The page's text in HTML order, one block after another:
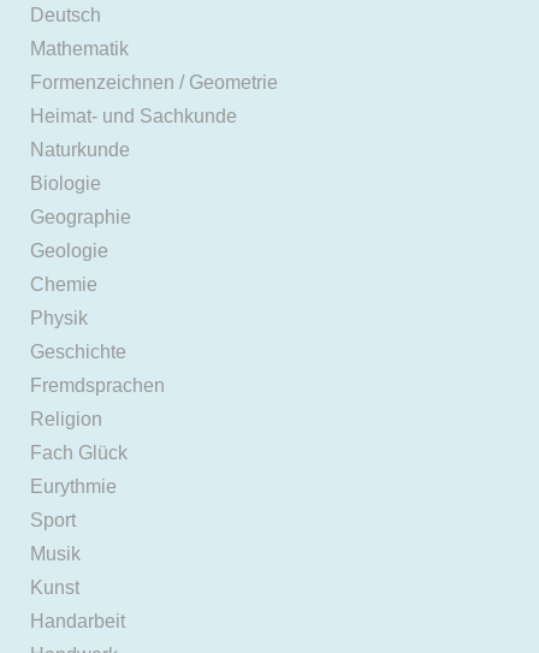
Deutsch
Mathematik
Formenzeichnen / Geometrie
Heimat- und Sachkunde
Naturkunde
Biologie
Geographie
Geologie
Chemie
Physik
Geschichte
Fremdsprachen
Religion
Fach Glück
Eurythmie
Sport
Musik
Kunst
Handarbeit